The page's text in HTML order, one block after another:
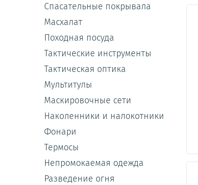
Спасательные покрывала
Масхалат
Походная посуда
Тактические инструменты
Тактическая оптика
Мультитулы
Маскировочные сети
Наколенники и налокотники
Фонари
Термосы
Непромокаемая одежда
Разведение огня